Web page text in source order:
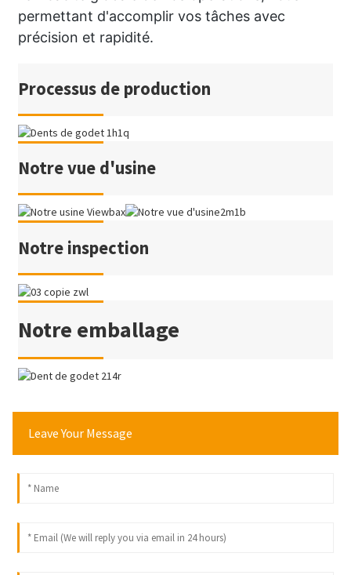
permettant d'accomplir vos tâches avec
précision et rapidité.
Processus de production
Notre vue d'usine
Notre inspection
Notre emballage
Leave Your Message